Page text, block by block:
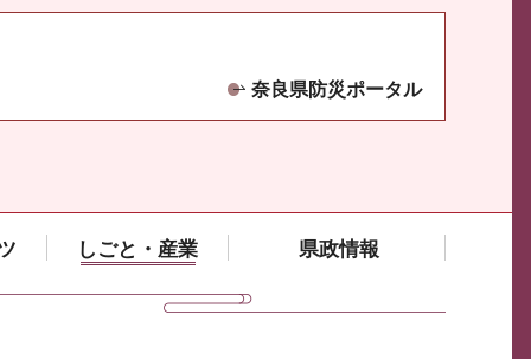
奈良県防災ポータル
しごと・産業 県政情報